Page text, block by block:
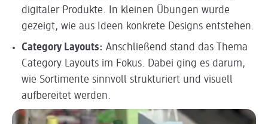
digitaler Produkte. In kleinen Übungen wurde
gezeigt, wie aus Ideen konkrete Designs entstehen.
Category Layouts: Anschließend stand das Thema
Category Layouts im Fokus. Dabei ging es darum,
wie Sortimente sinnvoll strukturiert und visuell
aufbereitet werden.